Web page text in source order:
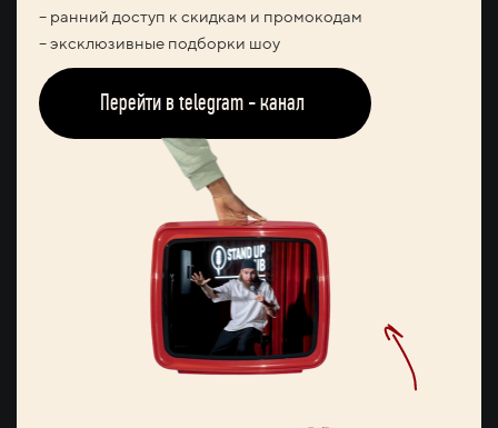
– ранний доступ к скидкам и промокодам
– эксклюзивные подборки шоу
Перейти в telegram - канал